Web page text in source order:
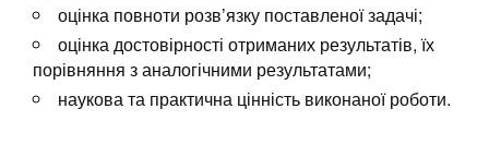
оцінка повноти розв’язку поставленої задачі;
оцінка достовірності отриманих результатів, їх
порівняння з аналогічними результатами;
наукова та практична цінність виконаної роботи.